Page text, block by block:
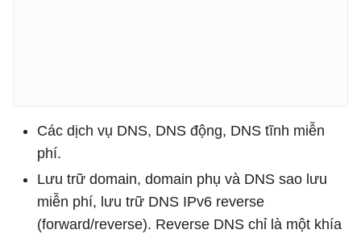
Các dịch vụ DNS, DNS động, DNS tĩnh miễn
phí.
Lưu trữ domain, domain phụ và DNS sao lưu
miễn phí, lưu trữ DNS IPv6 reverse
(forward/reverse). Reverse DNS chỉ là một khía